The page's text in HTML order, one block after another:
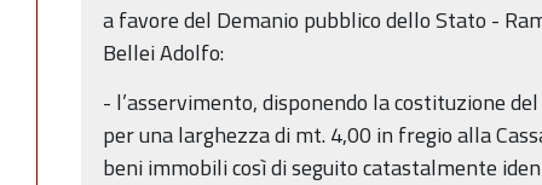
a favore del Demanio pubblico dello Stato -
Bellei Adolfo:
- l’asservimento, disponendo la costituzione
per una larghezza di mt. 4,00 in fregio alla
beni immobili così di seguito catastalmente